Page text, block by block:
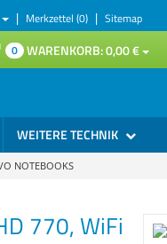
| Merkzettel (0) | Sitemap
0 WARENKORB:0,00€
WEITERE TECHNIK
NOTEBOOKS
770, WiFi